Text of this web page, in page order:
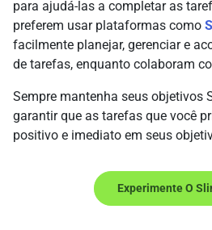
para ajudá-las a completar as
preferem usar plataformas como
facilmente planejar, gerenciar e
de tarefas, enquanto colaboram
Sempre mantenha seus objetivos
garantir que as tarefas que você
positivo e imediato em seus
Experimente O